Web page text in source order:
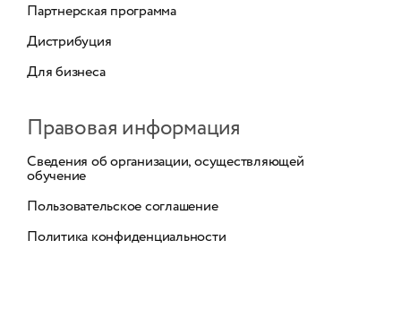
Партнерская программа
Дистрибуция
Для бизнеса
Правовая информация
Сведения об организации, осуществляющей
обучение
Пользовательское соглашение
Политика конфиденциальности